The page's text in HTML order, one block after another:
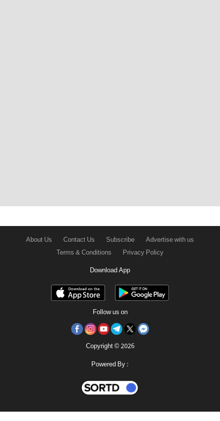
About Us Contact Us Subscribe
Advertise with us
Terms & Conditions
Privacy Policy
Download App
Follow us on
Copyright © 2026
Powered By :